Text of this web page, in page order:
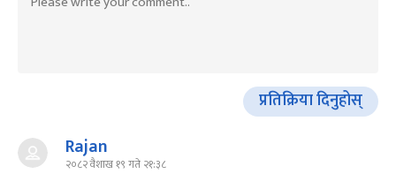
प्रतिक्रिया दिनुहोस्
Rajan
२०८२ वैशाख १९ गते २१:३८